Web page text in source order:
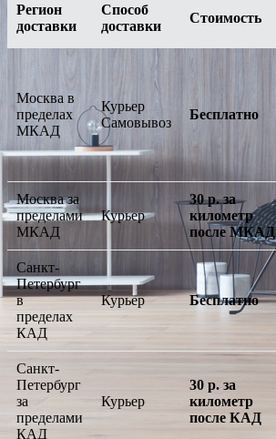
Регион
доставки
Способ
доставки
Стоимость
Москва в
пределах
МКАД
Курьер
Самовывоз
Бесплатно
Москва за
пределами
МКАД
Курьер
30 р. за
километр
после МКАД
Санкт-
Петербург
в
пределах
КАД
Курьер Бесплатно
Санкт-
Петербург
за
пределами
КАД
Курьер
30 р. за
километр
после КАД